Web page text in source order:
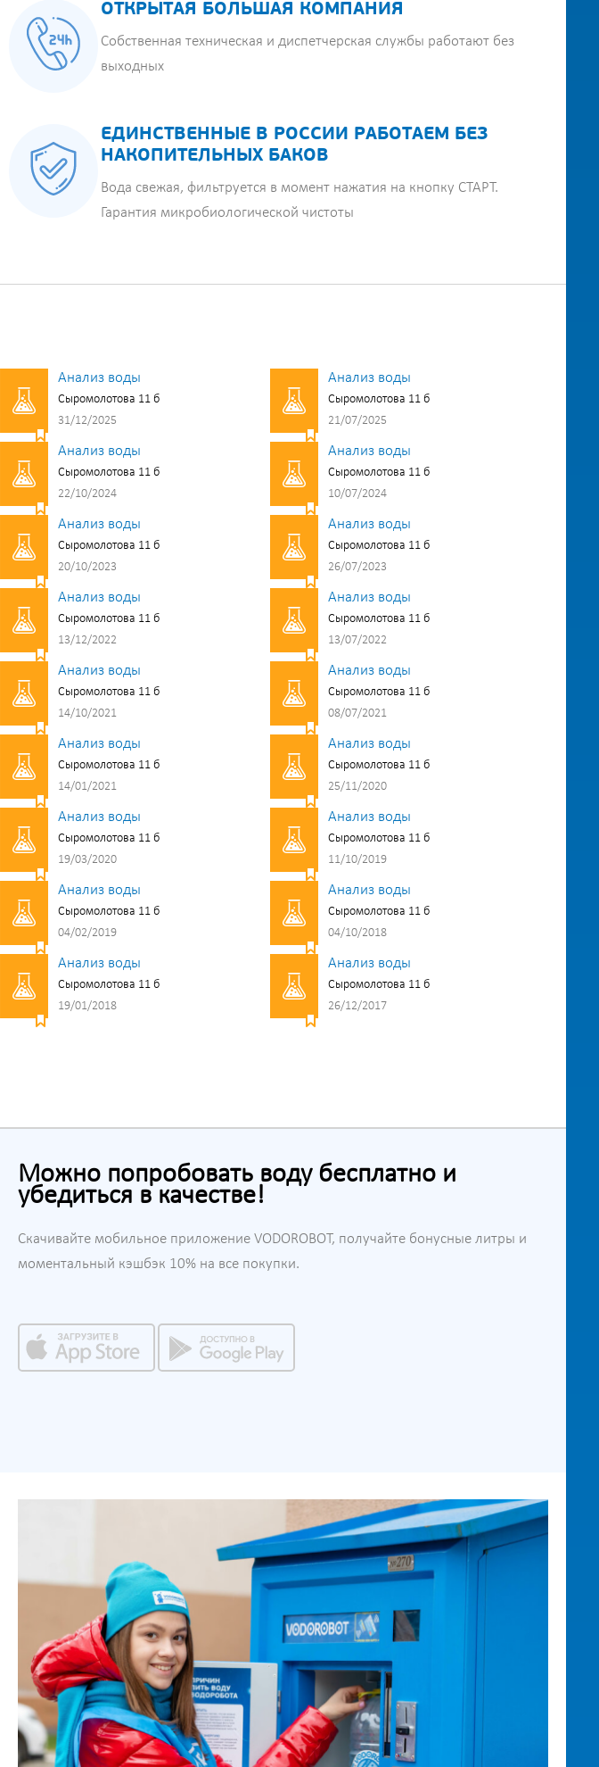
ОТКРЫТАЯ БОЛЬШАЯ КОМПАНИЯ
Собственная техническая и диспетчерская службы работают без
выходных
ЕДИНСТВЕННЫЕ В РОССИИ РАБОТАЕМ БЕЗ
НАКОПИТЕЛЬНЫХ БАКОВ
Вода свежая, фильтруется в момент нажатия на кнопку СТАРТ.
Гарантия микробиологической чистоты
Анализ воды
Сыромолотова 11 б
31/12/2025
Анализ воды
Сыромолотова 11 б
21/07/2025
Анализ воды
Сыромолотова 11 б
22/10/2024
Анализ воды
Сыромолотова 11 б
10/07/2024
Анализ воды
Сыромолотова 11 б
20/10/2023
Анализ воды
Сыромолотова 11 б
26/07/2023
Анализ воды
Сыромолотова 11 б
13/12/2022
Анализ воды
Сыромолотова 11 б
13/07/2022
Анализ воды
Сыромолотова 11 б
14/10/2021
Анализ воды
Сыромолотова 11 б
08/07/2021
Анализ воды
Сыромолотова 11 б
14/01/2021
Анализ воды
Сыромолотова 11 б
25/11/2020
Анализ воды
Сыромолотова 11 б
19/03/2020
Анализ воды
Сыромолотова 11 б
11/10/2019
Анализ воды
Сыромолотова 11 б
04/02/2019
Анализ воды
Сыромолотова 11 б
04/10/2018
Анализ воды
Сыромолотова 11 б
19/01/2018
Анализ воды
Сыромолотова 11 б
26/12/2017
Можно попробовать воду бесплатно и
убедиться в качестве!
Скачивайте мобильное приложение VODOROBOT, получайте бонусные литры и
моментальный кэшбэк 10% на все покупки.